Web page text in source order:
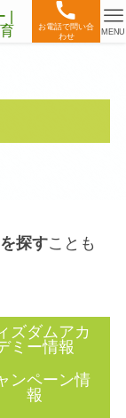
お電話で問い合
わせ
MENU
探すことも
ズダムアカ
ミー情報
ンペーン情
報